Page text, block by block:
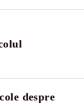
despre